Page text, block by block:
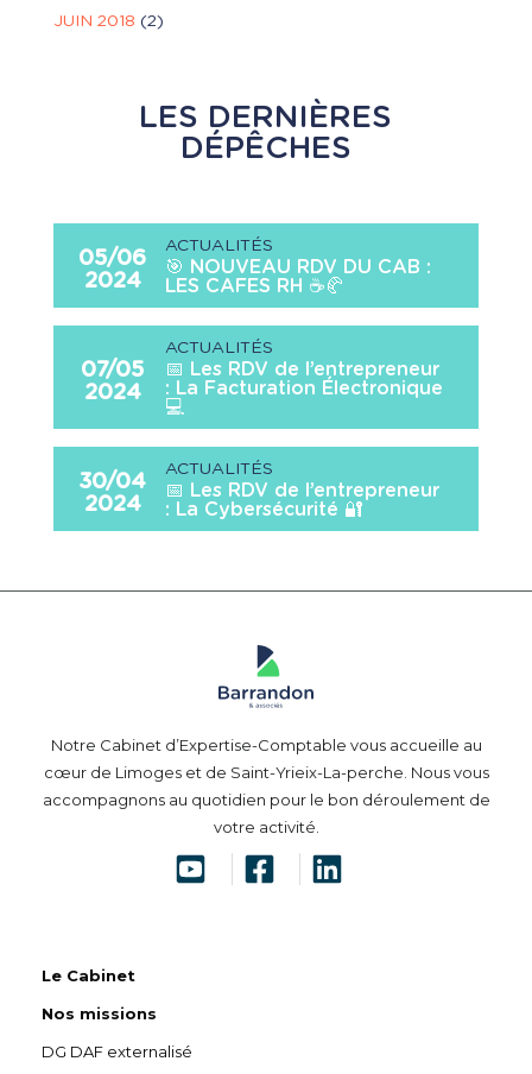
JUIN 2018 (2)
LES DERNIÈRES
DÉPÊCHES
05/06
2024
ACTUALITÉS
🎯 NOUVEAU RDV DU CAB :
LES CAFES RH ☕🥐
07/05
2024
ACTUALITÉS
📅 Les RDV de l’entrepreneur
: La Facturation Électronique
💻
30/04
2024
ACTUALITÉS
📅 Les RDV de l’entrepreneur
: La Cybersécurité 🔐
Notre Cabinet d’Expertise-Comptable vous accueille au
cœur de Limoges et de Saint-Yrieix-La-perche. Nous vous
accompagnons au quotidien pour le bon déroulement de
votre activité.
Le Cabinet
Nos missions
DG DAF externalisé